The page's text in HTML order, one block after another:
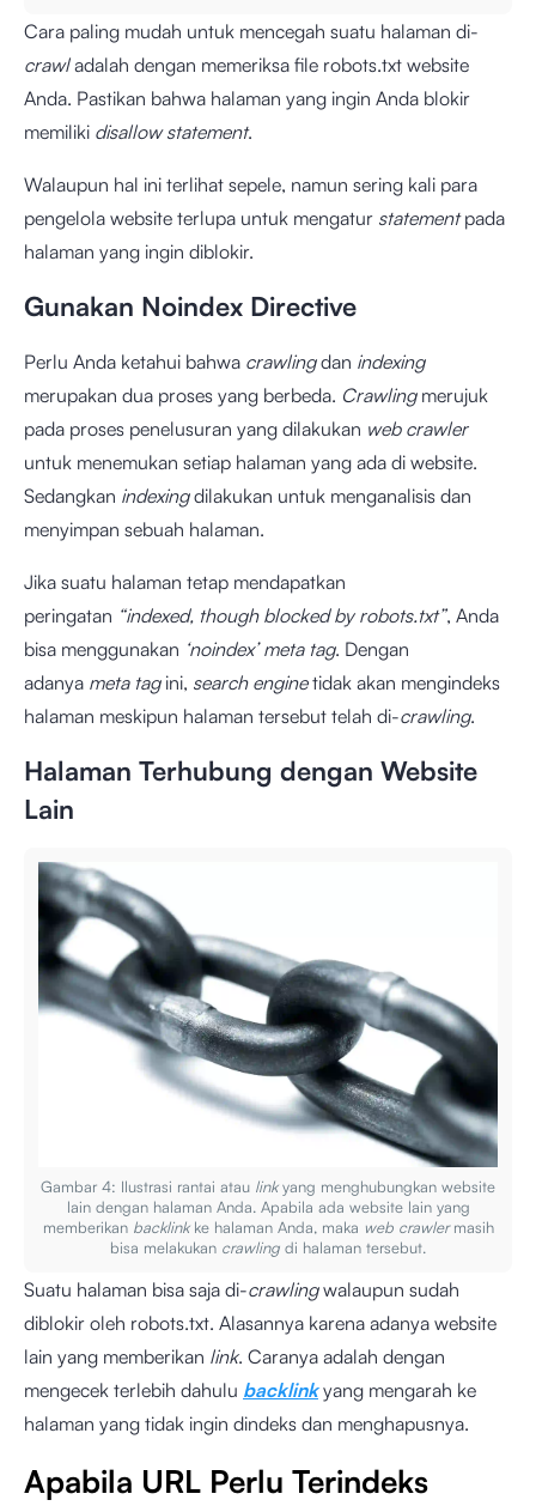
Cara paling mudah untuk mencegah suatu halaman di-
crawladalah dengan memeriksa file robots.txt website
Anda. Pastikan bahwa halaman yang ingin Anda blokir
memiliki disallow statement.
Walaupun hal ini terlihat sepele, namun sering kali para
pengelola website terlupa untuk mengatur statementpada
halaman yang ingin diblokir.
Gunakan Noindex Directive
Perlu Anda ketahui bahwa crawlingdan indexing
merupakan dua proses yang berbeda. Crawlingmerujuk
pada proses penelusuran yang dilakukan web crawler
untuk menemukan setiap halaman yang ada di website.
Sedangkan indexingdilakukan untuk menganalisis dan
menyimpan sebuah halaman.
Jika suatu halaman tetap mendapatkan
peringatan “indexed, though blocked by robots.txt”, Anda
bisa menggunakan ‘noindex’ meta tag. Dengan
adanya meta tagini, search enginetidak akan mengindeks
halaman meskipun halaman tersebut telah di-crawling.
Halaman Terhubung dengan Website
Lain
Gambar 4: Ilustrasi rantai atau linkyang menghubungkan website
lain dengan halaman Anda. Apabila ada website lain yang
memberikan backlinkke halaman Anda, maka web crawlermasih
bisa melakukan crawling di halaman tersebut.
Suatu halaman bisa saja di-crawlingwalaupun sudah
diblokir oleh robots.txt. Alasannya karena adanya website
lain yang memberikan link. Caranya adalah dengan
mengecek terlebih dahulu backlinkyang mengarah ke
halaman yang tidak ingin dindeks dan menghapusnya.
Apabila URL Perlu Terindeks